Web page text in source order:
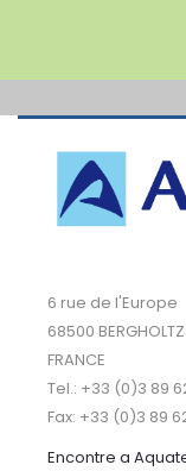
6 rue de l'Europe
68500 BERGHOLTZ
FRANCE
Tel.: +33 (0)3 89
Fax: +33 (0)3 89
Encontre a